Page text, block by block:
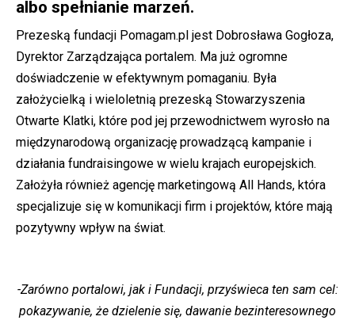
albo spełnianie marzeń.
Prezeską fundacji Pomagam.pl jest Dobrosława Gogłoza,
Dyrektor Zarządzająca portalem. Ma już ogromne
doświadczenie w efektywnym pomaganiu. Była
założycielką i wieloletnią prezeską Stowarzyszenia
Otwarte Klatki, które pod jej przewodnictwem wyrosło na
międzynarodową organizację prowadzącą kampanie i
działania fundraisingowe w wielu krajach europejskich.
Założyła również agencję marketingową All Hands, która
specjalizuje się w komunikacji firm i projektów, które mają
pozytywny wpływ na świat.
-Zarówno portalowi, jak i Fundacji, przyświeca ten sam cel:
pokazywanie, że dzielenie się, dawanie bezinteresownego